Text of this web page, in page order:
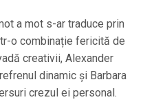
a mot s-ar traduce prin
o combinație fericită de
creativii, Alexander
dinamic și Barbara
crezul ei personal.